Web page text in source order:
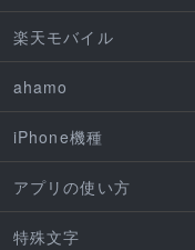
楽天モバイル
ahamo
iPhone機種
アプリの使い方
特殊文字